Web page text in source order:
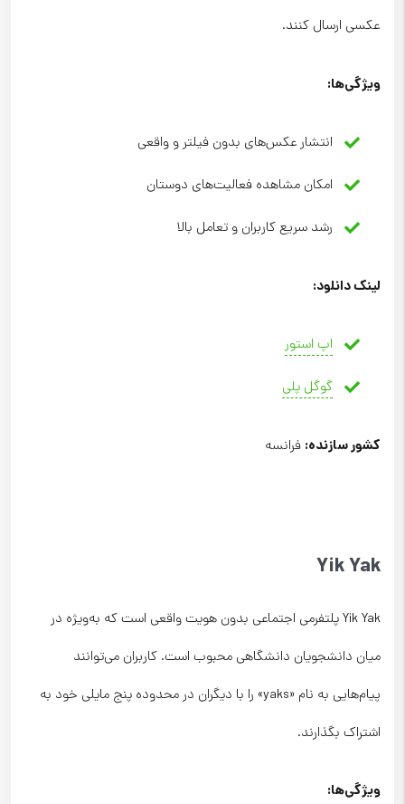
عکسی ارسال کنند.
ویژگی‌ها:
انتشار عکس‌های بدون فیلتر و واقعی
امکان مشاهده فعالیت‌های دوستان
رشد سریع کاربران و تعامل بالا
لینک دانلود:
اپ استور
گوگل پلی
کشور سازنده: فرانسه
Yik Yak
Yik Yak پلتفرمی اجتماعی بدون هویت واقعی است که به‌ویژه در
میان دانشجویان دانشگاهی محبوب است. کاربران می‌توانند
پیام‌هایی به نام «yaks» را با دیگران در محدوده پنج مایلی خود به
اشتراک بگذارند.
ویژگی‌ها: